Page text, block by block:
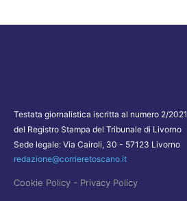
Testata giornalistica iscritta al numero 2/2021
del Registro Stampa del Tribunale di Livorno
Sede legale: Via Cairoli, 30 - 57123 Livorno
redazione@corrieretoscano.it
Cookie Policy - Privacy Policy